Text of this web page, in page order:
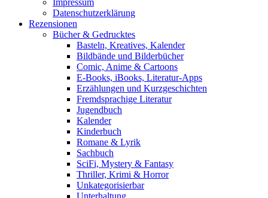
Impressum
Datenschutzerklärung
Rezensionen
Bücher & Gedrucktes
Basteln, Kreatives, Kalender
Bildbände und Bilderbücher
Comic, Anime & Cartoons
E-Books, iBooks, Literatur-Apps
Erzählungen und Kurzgeschichten
Fremdsprachige Literatur
Jugendbuch
Kalender
Kinderbuch
Romane & Lyrik
Sachbuch
SciFi, Mystery & Fantasy
Thriller, Krimi & Horror
Unkategorisierbar
Unterhaltung